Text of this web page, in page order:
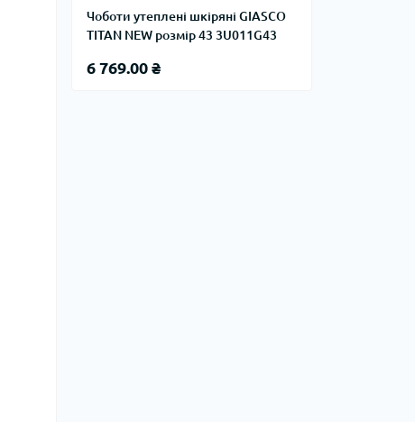
Чоботи утеплені шкіряні GIASCO
TITAN NEW розмір 43 3U011G43
6 769.00 ₴